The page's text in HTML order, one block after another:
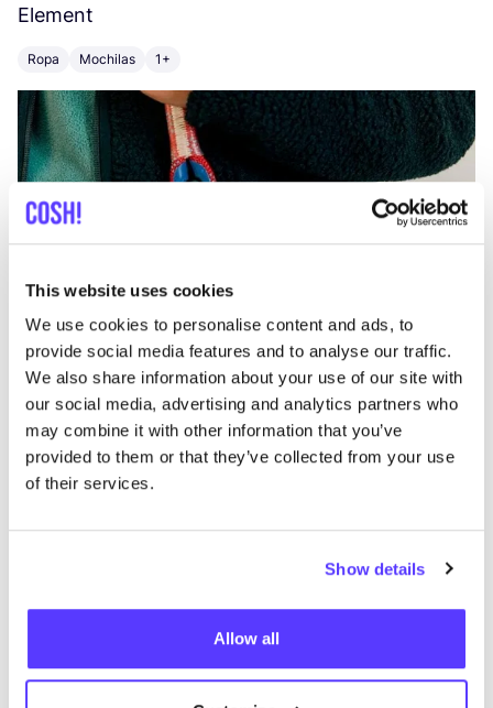
This website uses cookies
We use cookies to personalise content and ads, to
provide social media features and to analyse our traffic.
We also share information about your use of our site with
our social media, advertising and analytics partners who
may combine it with other information that you’ve
provided to them or that they’ve collected from your use
of their services.
Show details
Allow all
Element
Ropa Mochilas 1+